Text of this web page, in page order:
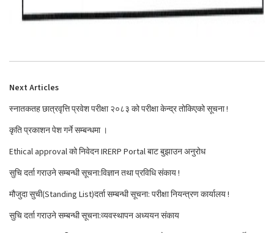
Next Articles
स्नातकतह छात्रवृत्ति प्रवेश परीक्षा २०८३ को परीक्षा केन्द्र तोकिएको सूचना !
कृति प्रकाशन पेश गर्ने सम्बन्धमा ।
Ethical approval को निवेदन IRERP Portal बाट बुझाउन अनुरोध
सुचि दर्ता गराउने सम्बन्धी सूचना:विज्ञान तथा प्रविधि संकाय !
मौजुदा सुची(Standing List)दर्ता सम्बन्धी सूचना: परीक्षा नियन्त्रण कार्यालय !
सुचि दर्ता गराउने सम्बन्धी सूचना:व्यवस्थापन अध्ययन संकाय